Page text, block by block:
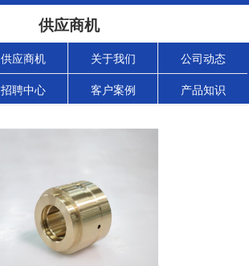
供应商机
供应商机 关于我们 公司动态
招聘中心 客户案例 产品知识